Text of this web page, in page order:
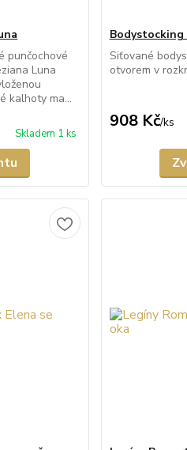
punčochové
Luna
kalhoty ma...
Skladem 1 ks
Bodystocking
Siťované
otvorem v
908 Kč/ks